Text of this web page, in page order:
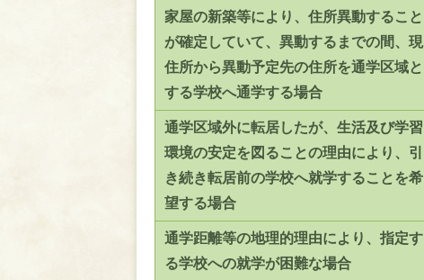
家屋の新築等により、住所異動すること
が確定していて、異動するまでの間、現
住所から異動予定先の住所を通学区域と
する学校へ通学する場合
通学区域外に転居したが、生活及び学習
環境の安定を図ることの理由により、引
き続き転居前の学校へ就学することを希
望する場合
通学距離等の地理的理由により、指定す
る学校への就学が困難な場合